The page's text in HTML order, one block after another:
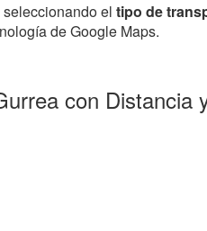
el tipo de
de Google Maps.
con Distancia